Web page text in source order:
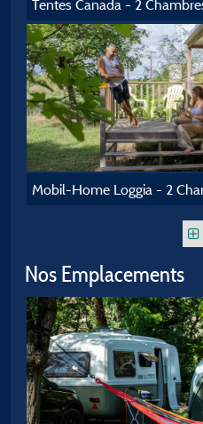
Nos Emplacements